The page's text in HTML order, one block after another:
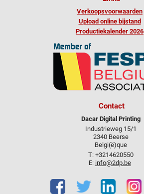
Verkoopsvoorwaarden
Upload online bijstand
Productiekalender 2026
Contact
Dacar Digital Printing
Industrieweg 15/1
2340 Beerse
Belgi(ë)que
T: +3214620550
E: info@2dp.be